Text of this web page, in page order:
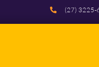
(27) 3225-